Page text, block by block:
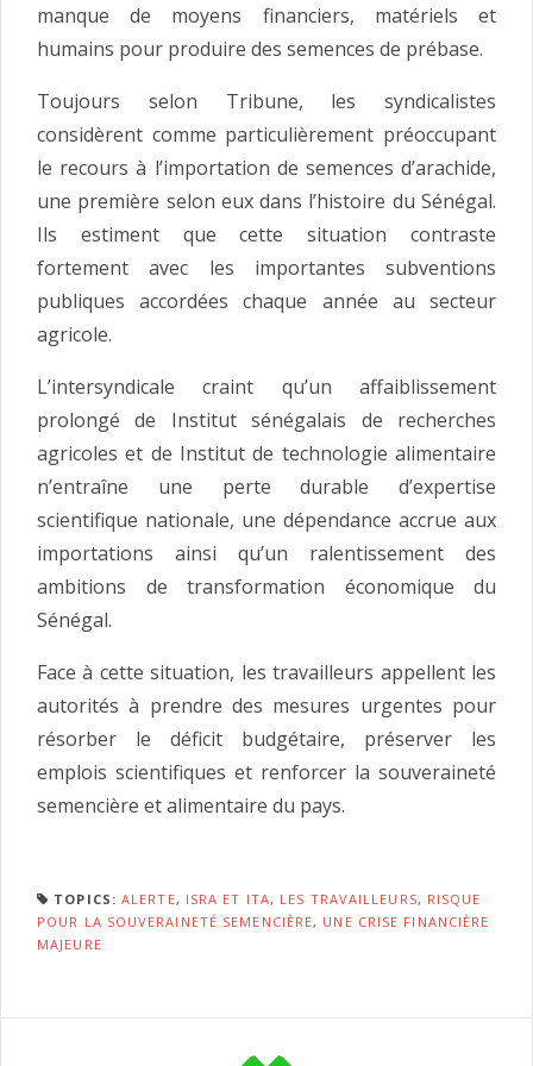
manque de moyens financiers, matériels et
humains pour produire des semences de prébase.
Toujours selon Tribune, les syndicalistes
considèrent comme particulièrement préoccupant
le recours à l’importation de semences d’arachide,
une première selon eux dans l’histoire du Sénégal.
Ils estiment que cette situation contraste
fortement avec les importantes subventions
publiques accordées chaque année au secteur
agricole.
L’intersyndicale craint qu’un affaiblissement
prolongé de Institut sénégalais de recherches
agricoles et de Institut de technologie alimentaire
n’entraîne une perte durable d’expertise
scientifique nationale, une dépendance accrue aux
importations ainsi qu’un ralentissement des
ambitions de transformation économique du
Sénégal.
Face à cette situation, les travailleurs appellent les
autorités à prendre des mesures urgentes pour
résorber le déficit budgétaire, préserver les
emplois scientifiques et renforcer la souveraineté
semencière et alimentaire du pays.
TOPICS: ALERTE, ISRA ET ITA, LES TRAVAILLEURS, RISQUE
POUR LA SOUVERAINETÉ SEMENCIÈRE, UNE CRISE FINANCIÈRE
MAJEURE